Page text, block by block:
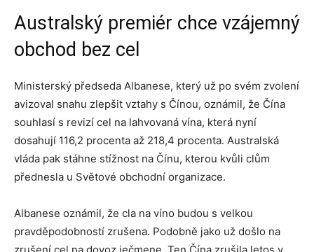
Australský premiér chce vzájemný
obchod bez cel
Ministerský předseda Albanese, který už po svém zvolení
avizoval snahu zlepšit vztahy s Čínou, oznámil, že Čína
souhlasí s revizí cel na lahvovaná vína, která nyní
dosahují 116,2 procenta až 218,4 procenta. Australská
vláda pak stáhne stížnost na Čínu, kterou kvůli clům
přednesla u Světové obchodní organizace.
Albanese oznámil, že cla na víno budou s velkou
pravděpodobností zrušena. Podobně jako už došlo na